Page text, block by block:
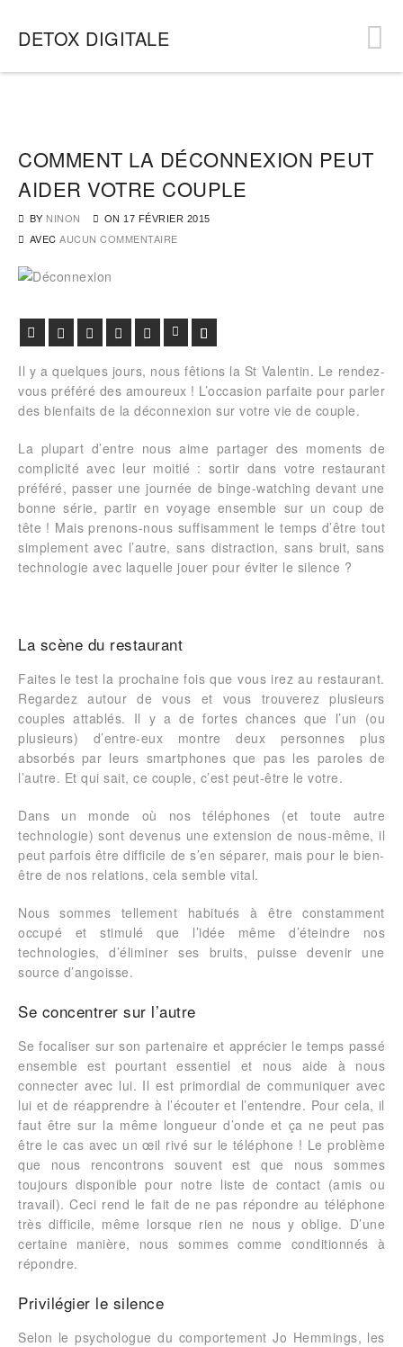
DETOX DIGITALE
COMMENT LA DÉCONNEXION PEUT
AIDER VOTRE COUPLE
BY NINON ON 17 FÉVRIER 2015
AVEC AUCUN COMMENTAIRE
FacebookTwitter Google+PinterestViadeo LinkedIn
Il y a quelques jours, nous fêtions la St Valentin. Le rendez-
vous préféré des amoureux ! L’occasion parfaite pour parler
des bienfaits de la déconnexion sur votre vie de couple.
La plupart d’entre nous aime partager des moments de
complicité avec leur moitié : sortir dans votre restaurant
préféré, passer une journée de binge-watching devant une
bonne série, partir en voyage ensemble sur un coup de
tête ! Mais prenons-nous suffisamment le temps d’être tout
simplement avec l’autre, sans distraction, sans bruit, sans
technologie avec laquelle jouer pour éviter le silence ?
La scène du restaurant
Faites le test la prochaine fois que vous irez au restaurant.
Regardez autour de vous et vous trouverez plusieurs
couples attablés. Il y a de fortes chances que l’un (ou
plusieurs) d’entre-eux montre deux personnes plus
absorbés par leurs smartphones que pas les paroles de
l’autre. Et qui sait, ce couple, c’est peut-être le votre.
Dans un monde où nos téléphones (et toute autre
technologie) sont devenus une extension de nous-même, il
peut parfois être difficile de s’en séparer, mais pour le bien-
être de nos relations, cela semble vital.
Nous sommes tellement habitués à être constamment
occupé et stimulé que l’idée même d’éteindre nos
technologies, d’éliminer ses bruits, puisse devenir une
source d’angoisse.
Se concentrer sur l’autre
Se focaliser sur son partenaire et apprécier le temps passé
ensemble est pourtant essentiel et nous aide à nous
connecter avec lui. Il est primordial de communiquer avec
lui et de réapprendre à l’écouter et l’entendre. Pour cela, il
faut être sur la même longueur d’onde et ça ne peut pas
être le cas avec un œil rivé sur le téléphone ! Le problème
que nous rencontrons souvent est que nous sommes
toujours disponible pour notre liste de contact (amis ou
travail). Ceci rend le fait de ne pas répondre au téléphone
très difficile, même lorsque rien ne nous y oblige. D’une
certaine manière, nous sommes comme conditionnés à
répondre.
Privilégier le silence
Selon le psychologue du comportement Jo Hemmings, les